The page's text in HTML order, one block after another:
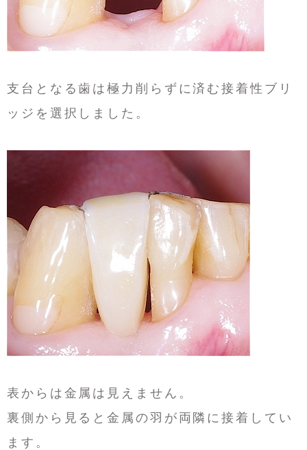
支台となる歯は極力削らずに済む接着性ブリ
ッジを選択しました。
表からは金属は見えません。
裏側から見ると金属の羽が両隣に接着してい
ます。